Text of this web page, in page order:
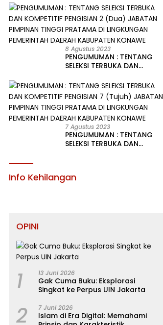
JABATAN PIMPINAN TINGGI PRATAMA DI
LINGKUNGAN PEMERINTAH DAERAH
KABUPATEN KONAWE
8 Agustus 2023
PENGUMUMAN : TENTANG
SELEKSI TERBUKA DAN
(Dua) JABATAN PIMPINAN
TINGGI PRATAMA DI
LINGKUNGAN PEMERINTAH
DAERAH KABUPATEN KONAWE
7 Agustus 2023
PENGUMUMAN : TENTANG
SELEKSI TERBUKA DAN
LINGKUNGAN PEMERINTAH
Info Kehilangan
OPINI
1 13 Juni 2026
Gak Cuma Buku: Eksplorasi
Singkat ke Perpus UIN Jakarta
2 7 Juni 2026
Islam di Era Digital: Memahami